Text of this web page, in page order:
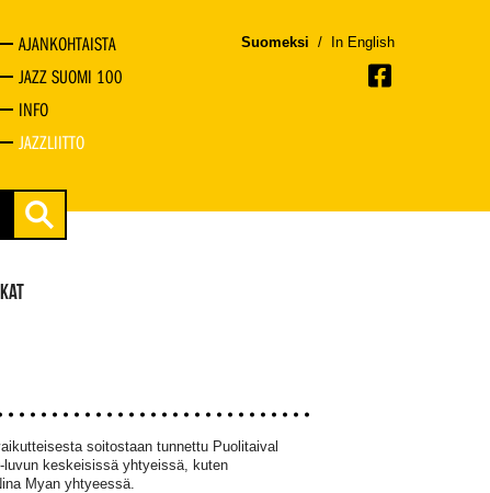
AJANKOHTAISTA
JAZZ SUOMI 100
INFO
JAZZLIITTO
Suomeksi / In English
soitostaan tunnettu Puolitaival
keskeisissä yhtyeissä, kuten
Myan yhtyeessä.